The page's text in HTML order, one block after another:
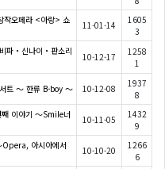
작오페라 <아랑> 쇼
11-01-14
1605
3
파・신나이・판소리
10-12-17
1258
1
트 ～ 한류 B-boy ～ 10-12-08
1937
8
이야기 ～Smile너
10-11-05
1432
9
Opera, 아시아에서
10-10-20
1266
6